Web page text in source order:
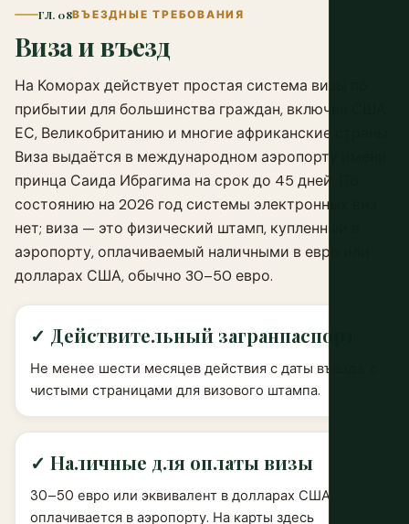
ГЛ. 08ВЪЕЗДНЫЕ ТРЕБОВАНИЯ
Виза и въезд
На Коморах действует простая система визы по
прибытии для большинства граждан, включая США,
ЕС, Великобританию и многие африканские страны.
Виза выдаётся в международном аэропорту имени
принца Саида Ибрагима на срок до 45 дней. По
состоянию на 2026 год системы электронных виз
нет; виза — это физический штамп, купленный в
аэропорту, оплачиваемый наличными в евро или
долларах США, обычно 30–50 евро.
✓ Действительный загранпаспорт
Не менее шести месяцев действия с даты въезда, с
чистыми страницами для визового штампа.
✓ Наличные для оплаты визы
30–50 евро или эквивалент в долларах США,
оплачивается в аэропорту. На карты здесь